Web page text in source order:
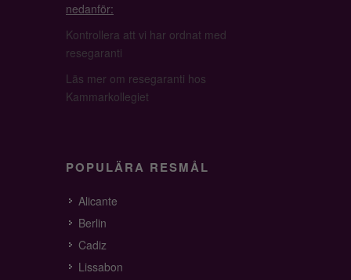
nedanför:
Kontrollera att vi har ordnat med
resegaranti
Läs mer om resegaranti hos
Kammarkollegiet
POPULÄRA RESMÅL
Alicante
Berlin
Cadiz
Lissabon